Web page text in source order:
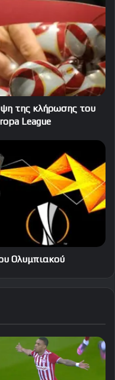
της κλήρωσης του
League
Ολυμπιακού